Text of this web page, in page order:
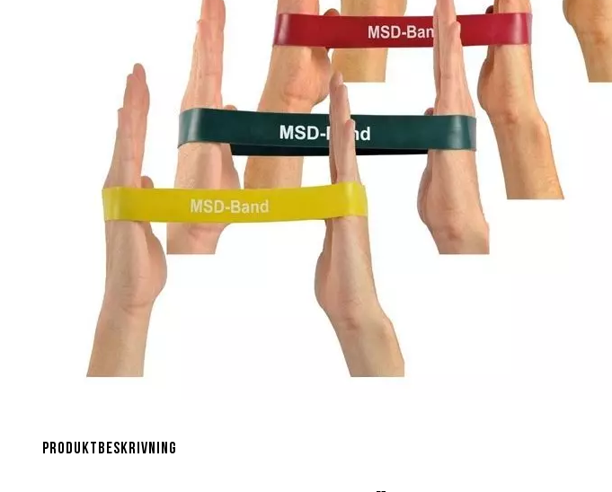
början
Produktbeskrivning